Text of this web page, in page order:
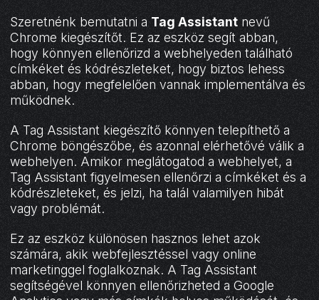
Szeretnénk bemutatni a Tag Assistant nevű
Chrome kiegészítőt. Ez az eszköz segít abban,
hogy könnyen ellenőrizd a webhelyeden található
címkéket és kódrészleteket, hogy biztos lehess
abban, hogy megfelelően vannak implementálva és
működnek.
A Tag Assistant kiegészítő könnyen telepíthető a
Chrome böngészőbe, és azonnal elérhetővé válik a
webhelyen. Amikor meglátogatod a webhelyet, a
Tag Assistant figyelmesen ellenőrzi a címkéket és a
kódrészleteket, és jelzi, ha talál valamilyen hibát
vagy problémát.
Ez az eszköz különösen hasznos lehet azok
számára, akik webfejlesztéssel vagy online
marketinggel foglalkoznak. A Tag Assistant
segítségével könnyen ellenőrizheted a Google